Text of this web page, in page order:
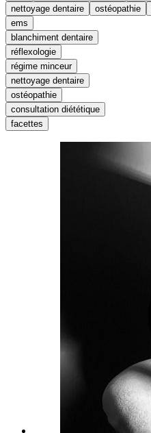
nettoyage dentaire
ostéopathie
ems
blanchiment dentaire
réflexologie
régime minceur
nettoyage dentaire
ostéopathie
consultation diététique
facettes